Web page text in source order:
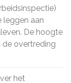
aan
De hoogte
overtreding
het